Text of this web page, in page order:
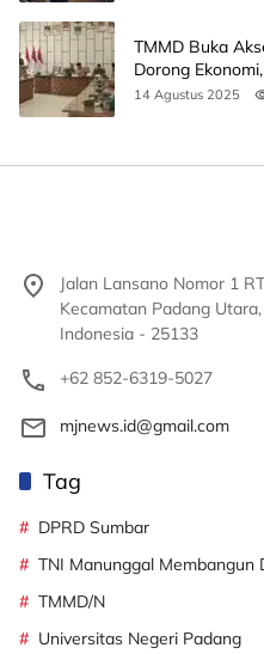
TMMD Buka
Dorong
14 Agustus 2025
Jalan Lansano Nomor 1
Kecamatan Padang
Indonesia - 25133
+62 852-6319-5027
mjnews.id@gmail.com
Tag
DPRD Sumbar
TNI Manunggal Membangun
TMMD/N
Universitas Negeri Padang